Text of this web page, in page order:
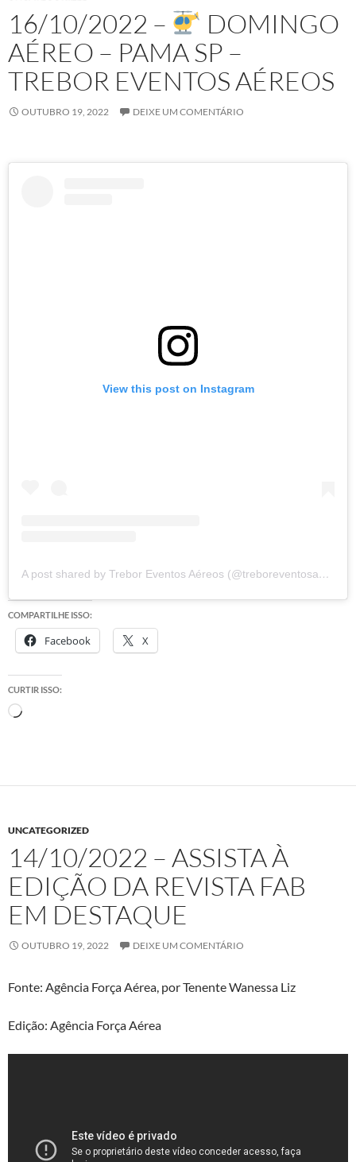
16/10/2022 –
DOMINGO
AÉREO – PAMA SP –
TREBOR EVENTOS AÉREOS
OUTUBRO 19, 2022 DEIXE UM COMENTÁRIO
View this post on Instagram
A post shared by Trebor Eventos Aéreos (@treboreventosaereos)
COMPARTILHE ISSO:
Facebook X
CURTIR ISSO:
Carregando...
UNCATEGORIZED
14/10/2022 – ASSISTA À
EDIÇÃO DA REVISTA FAB
EM DESTAQUE
OUTUBRO 19, 2022 DEIXE UM COMENTÁRIO
Fonte: Agência Força Aérea, por Tenente Wanessa Liz
Edição: Agência Força Aérea